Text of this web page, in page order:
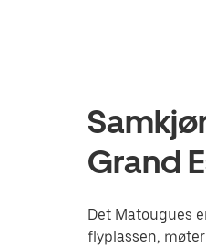
Grand
Det Matougues
flyplassen,